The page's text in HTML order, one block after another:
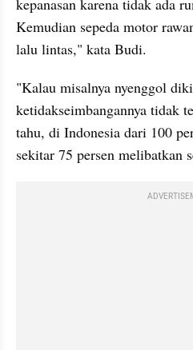
kepanasan karena tidak ada
Kemudian sepeda motor
lalu lintas," kata Budi.
"Kalau misalnya nyenggol
ketidakseimbangannya tidak
tahu, di Indonesia dari 100
sekitar 75 persen melibatkan